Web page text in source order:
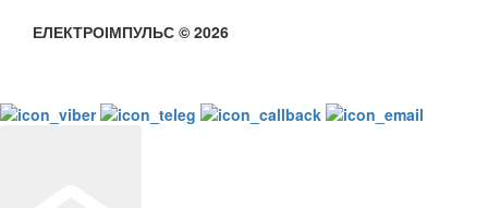
ЕЛЕКТРОІМПУЛЬС © 2026